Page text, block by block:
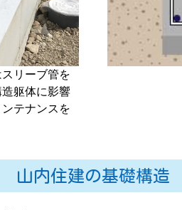
リーブ管を
躯体に影響
テナンスを
山内住建の基礎構造